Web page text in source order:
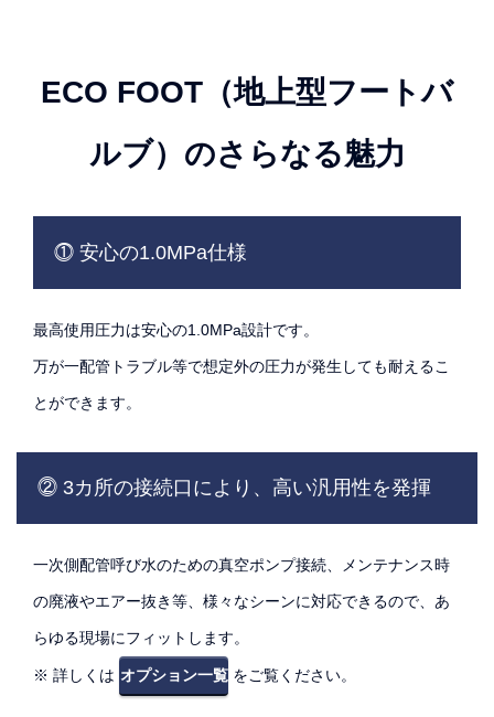
ECO FOOT（地上型フートバ
ルブ）のさらなる魅力
⓵ 安心の1.0MPa仕様
最高使用圧力は安心の1.0MPa設計です。
万が一配管トラブル等で想定外の圧力が発生しても耐えるこ
とができます。
⓶ 3カ所の接続口により、高い汎用性を発揮
一次側配管呼び水のための真空ポンプ接続、メンテナンス時
の廃液やエアー抜き等、様々なシーンに対応できるので、あ
らゆる現場にフィットします。
※ 詳しくは オプション一覧 をご覧ください。